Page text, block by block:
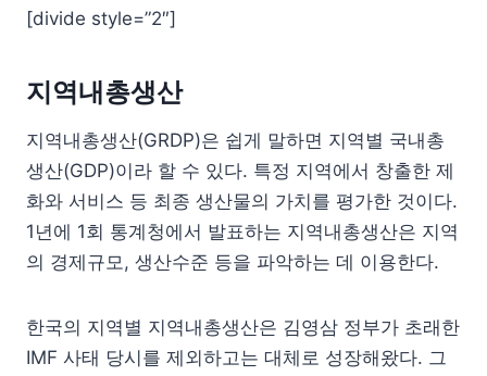
[divide style=”2″]
지역내총생산
지역내총생산(GRDP)은 쉽게 말하면 지역별 국내총
생산(GDP)이라 할 수 있다. 특정 지역에서 창출한 제
화와 서비스 등 최종 생산물의 가치를 평가한 것이다.
1년에 1회 통계청에서 발표하는 지역내총생산은 지역
의 경제규모, 생산수준 등을 파악하는 데 이용한다.
한국의 지역별 지역내총생산은 김영삼 정부가 초래한
IMF 사태 당시를 제외하고는 대체로 성장해왔다. 그